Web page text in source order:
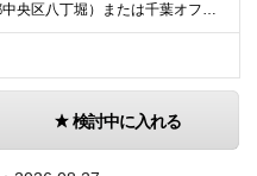
★本社（東京都中央区八丁堀）または千葉オフィス（千葉市）。 ※転居を伴う転勤はありません。 ※案件は東京23区中心なので、出社は東京オフィスが多くなります。 【本社】 東京都中央区八丁堀4-1-
検討中に入れる